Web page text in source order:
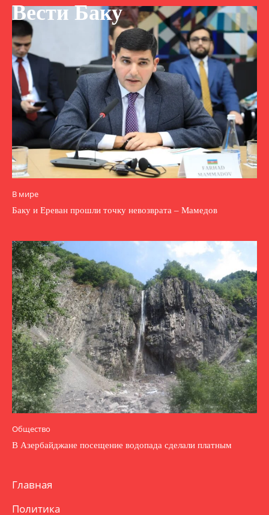
Вести Баку
В мире
Баку и Ереван прошли точку невозврата – Мамедов
Общество
В Азербайджане посещение водопада сделали платным
Главная
Политика